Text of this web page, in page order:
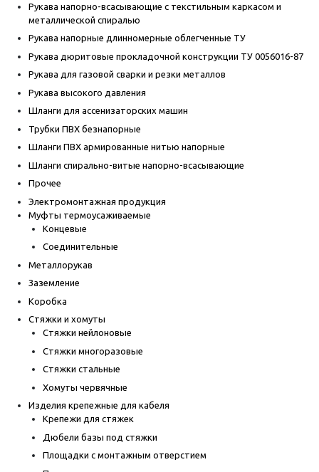
Рукава напорно-всасывающие с текстильным каркасом и
металлической спиралью
Рукава напорные длинномерные облегченные ТУ
Рукава дюритовые прокладочной конструкции ТУ 0056016-87
Рукава для газовой сварки и резки металлов
Рукава высокого давления
Шланги для ассенизаторских машин
Трубки ПВХ безнапорные
Шланги ПВХ армированные нитью напорные
Шланги спирально-витые напорно-всасывающие
Прочее
Электромонтажная продукция
Муфты термоусаживаемые
Концевые
Соединительные
Металлорукав
Заземление
Коробка
Стяжки и хомуты
Стяжки нейлоновые
Стяжки многоразовые
Стяжки стальные
Хомуты червячные
Изделия крепежные для кабеля
Крепежи для стяжек
Дюбели базы под стяжки
Площадки с монтажным отверстием